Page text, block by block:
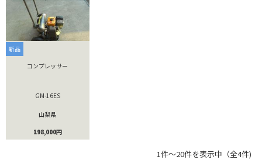
新品
コンプレッサー
GM-16ES
山梨県
198,000円
1件～20件を表示中（全4件)